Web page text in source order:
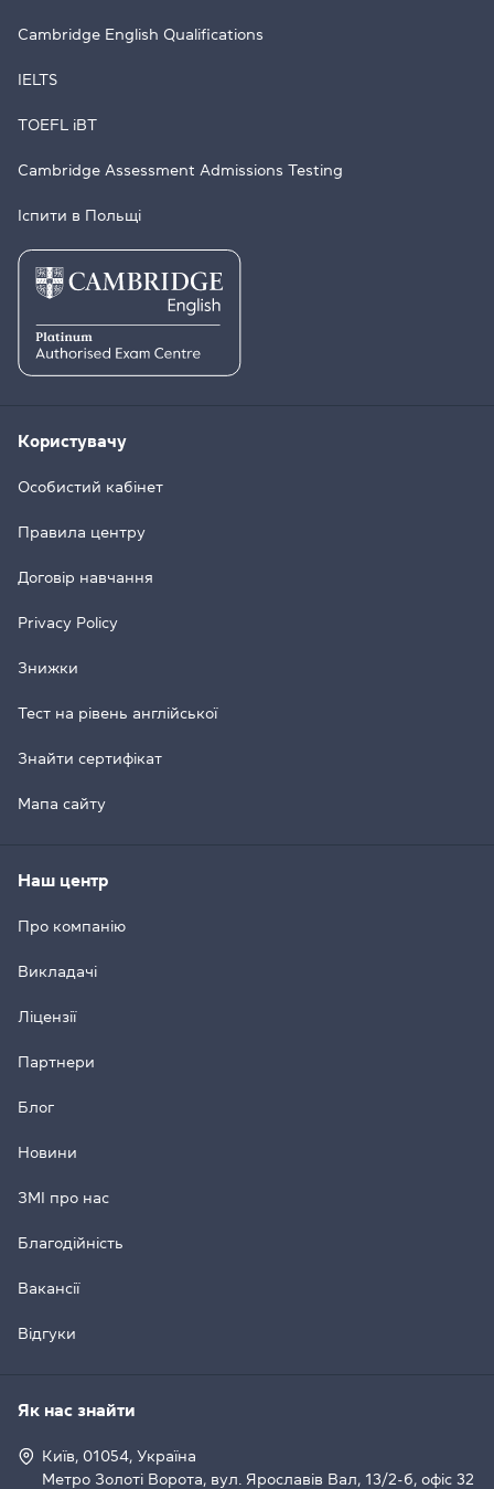
Cambridge English Qualifications
IELTS
TOEFL iBT
Cambridge Assessment Admissions Testing
Іспити в Польщі
Користувачу
Особистий кабінет
Правила центру
Договір навчання
Privacy Policy
Знижки
Тест на рівень англійської
Знайти сертифікат
Мапа сайту
Наш центр
Про компанію
Викладачі
Ліцензії
Партнери
Блог
Новини
ЗМІ про нас
Благодійність
Вакансії
Відгуки
Як нас знайти
Київ, 01054, Україна
Метро Золоті Ворота, вул. Ярославів Вал, 13/2-б, офіс 32